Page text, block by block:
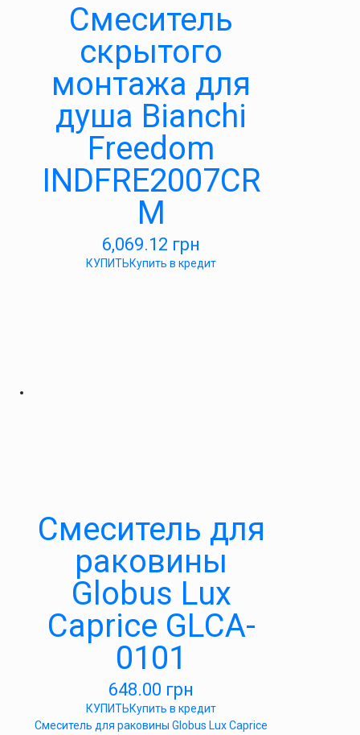
Смеситель
скрытого
монтажа для
душа Bianchi
Freedom
INDFRE2007CR
M
6,069.12 грн
КУПИТЬКупить в кредит
Смеситель для
раковины
Globus Lux
Caprice GLCA-
0101
648.00 грн
КУПИТЬКупить в кредит
Смеситель для раковины Globus Lux Caprice